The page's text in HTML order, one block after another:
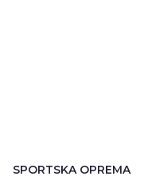
SPORTSKA OPREMA